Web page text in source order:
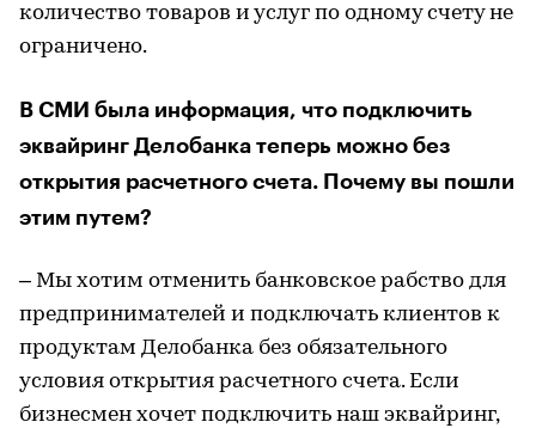
количество товаров и услуг по одному счету не
ограничено.
В СМИ была информация, что подключить
эквайринг Делобанка теперь можно без
открытия расчетного счета. Почему вы пошли
этим путем?
– Мы хотим отменить банковское рабство для
предпринимателей и подключать клиентов к
продуктам Делобанка без обязательного
условия открытия расчетного счета. Если
бизнесмен хочет подключить наш эквайринг,